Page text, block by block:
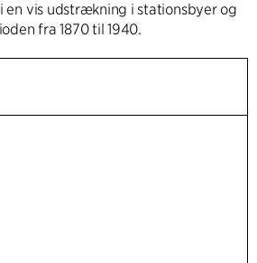
en vis udstrækning i stationsbyer og
fra 1870 til 1940.